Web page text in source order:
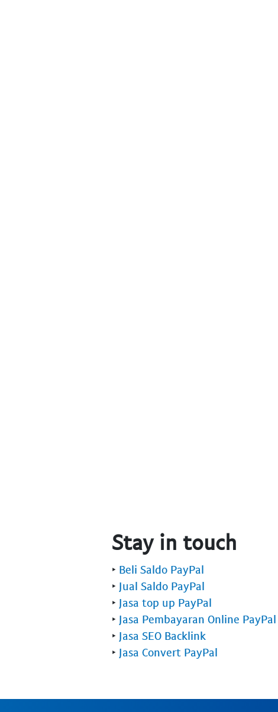
Stay in touch
‣ Beli Saldo PayPal
‣ Jual Saldo PayPal
‣ Jasa top up PayPal
‣ Jasa Pembayaran Online PayPal
‣ Jasa SEO Backlink
‣ Jasa Convert PayPal